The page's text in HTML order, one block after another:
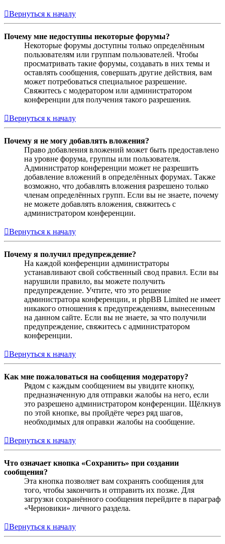
Вернуться к началу
Почему мне недоступны некоторые форумы?
Некоторые форумы доступны только определённым
пользователям или группам пользователей. Чтобы
просматривать такие форумы, создавать в них темы и
оставлять сообщения, совершать другие действия, вам
может потребоваться специальное разрешение.
Свяжитесь с модератором или администратором
конференции для получения такого разрешения.
Вернуться к началу
Почему я не могу добавлять вложения?
Право добавления вложений может быть предоставлено
на уровне форума, группы или пользователя.
Администратор конференции может не разрешить
добавление вложений в определённых форумах. Также
возможно, что добавлять вложения разрешено только
членам определённых групп. Если вы не знаете, почему
не можете добавлять вложения, свяжитесь с
администратором конференции.
Вернуться к началу
Почему я получил предупреждение?
На каждой конференции администраторы
устанавливают свой собственный свод правил. Если вы
нарушили правило, вы можете получить
предупреждение. Учтите, что это решение
администратора конференции, и phpBB Limited не имеет
никакого отношения к предупреждениям, вынесенным
на данном сайте. Если вы не знаете, за что получили
предупреждение, свяжитесь с администратором
конференции.
Вернуться к началу
Как мне пожаловаться на сообщения модератору?
Рядом с каждым сообщением вы увидите кнопку,
предназначенную для отправки жалобы на него, если
это разрешено администратором конференции. Щёлкнув
по этой кнопке, вы пройдёте через ряд шагов,
необходимых для оправки жалобы на сообщение.
Вернуться к началу
Что означает кнопка «Сохранить» при создании
сообщения?
Эта кнопка позволяет вам сохранять сообщения для
того, чтобы закончить и отправить их позже. Для
загрузки сохранённого сообщения перейдите в параграф
«Черновики» личного раздела.
Вернуться к началу